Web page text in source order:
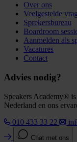
Over ons
Veelgestelde
Sprekersbureau
Boardroom
Aanmelden als
Vacatures
Contact
Advies nodig?
Speakers Academy®
Nederland en ons
010 433 33 22
Chat met ons